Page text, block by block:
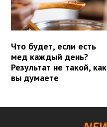
Что будет, если есть
мед каждый день?
Результат не такой, как
вы думаете